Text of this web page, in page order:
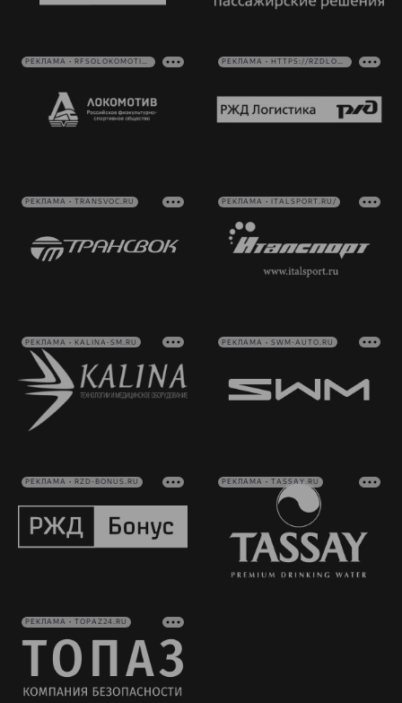
РЕКЛАМА • RFSOLOKOMOTIV.RU РЕКЛАМА • HTTPS://RZDLOG.RU/
РЕКЛАМА • TRANSVOC.RU РЕКЛАМА • ITALSPORT.RU/
РЕКЛАМА • KALINA-SM.RU РЕКЛАМА • SWM-AUTO.RU
РЕКЛАМА • RZD-BONUS.RU РЕКЛАМА • TASSAY.RU
РЕКЛАМА • TOPAZ24.RU